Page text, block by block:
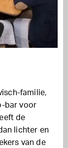
familie,
bar voor
de
lichter en
van de